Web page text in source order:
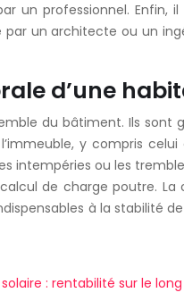
un professionnel. Enfin,
un architecte ou un
d’une
du bâtiment. Ils sont
y compris
intempéries ou les
de charge poutre. La
à la stabilité
: rentabilité sur le